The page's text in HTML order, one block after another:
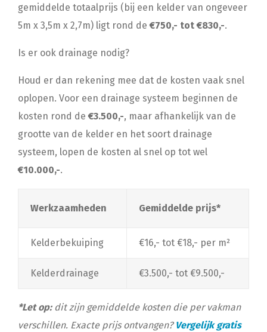
gemiddelde totaalprijs (bij een kelder van ongeveer
5m x 3,5m x 2,7m) ligt rond de€750,- tot €830,-.
Is er ook drainage nodig?
Houd er dan rekening mee dat de kosten vaak snel
oplopen. Voor een drainage systeem beginnen de
kosten rond de€3.500,-, maar afhankelijk van de
grootte van de kelder en het soort drainage
systeem, lopen de kosten al snel op tot wel
€10.000,-.
Werkzaamheden Gemiddelde prijs*
Kelderbekuiping €16,- tot €18,- per m²
Kelderdrainage €3.500,- tot €9.500,-
*Let op:dit zijn gemiddelde kosten die per vakman
verschillen. Exacte prijs ontvangen? Vergelijk gratis